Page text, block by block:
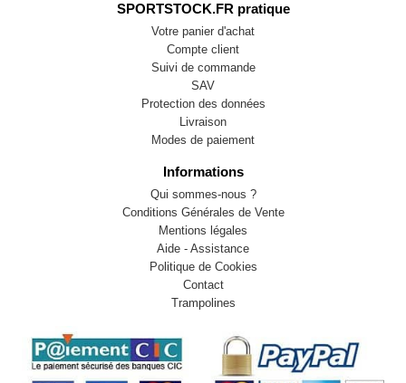
SPORTSTOCK.FR pratique
Votre panier d'achat
Compte client
Suivi de commande
SAV
Protection des données
Livraison
Modes de paiement
Informations
Qui sommes-nous ?
Conditions Générales de Vente
Mentions légales
Aide - Assistance
Politique de Cookies
Contact
Trampolines